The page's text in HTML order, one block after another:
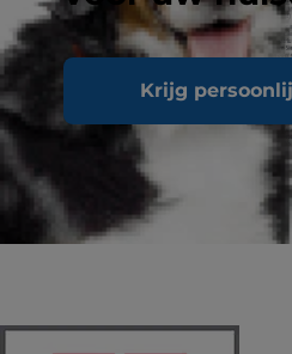
Krijg